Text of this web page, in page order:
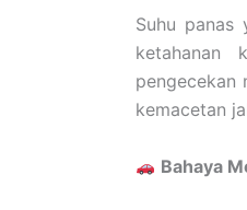
Suhu panas
ketahanan
pengecekan
kemacetan
Bahaya